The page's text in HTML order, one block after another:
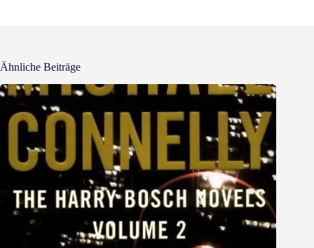
Ähnliche Beiträge